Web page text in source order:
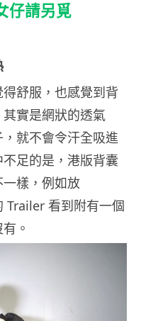
仔請另覓
舒服，也感覺到背
實是網狀的透氣
就不會令汗全吸進
足的是，港版背囊
樣，例如放
看到附有一個
。